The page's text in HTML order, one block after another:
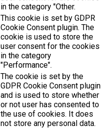
in the category "Other.
This cookie is set by GDPR
Cookie Consent plugin. The
cookie is used to store the
user consent for the cookies
in the category
"Performance".
The cookie is set by the
GDPR Cookie Consent plugin
and is used to store whether
or not user has consented to
the use of cookies. It does
not store any personal data.